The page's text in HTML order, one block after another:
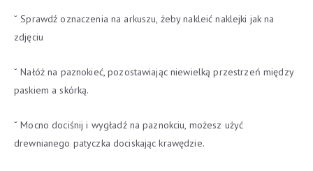
˘ Sprawdź oznaczenia na arkuszu, żeby nakleić naklejki jak na
zdjęciu
˘ Nałóż na paznokieć, pozostawiając niewielką przestrzeń między
paskiem a skórką.
˘ Mocno dociśnij i wygładź na paznokciu, możesz użyć
drewnianego patyczka dociskając krawędzie.